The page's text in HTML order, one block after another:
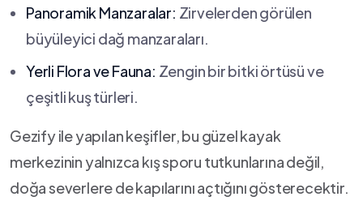
Panoramik Manzaralar: Zirvelerden görülen
büyüleyici dağ manzaraları.
Yerli Flora ve Fauna: Zengin bir bitki‌ örtüsü ​ve
çeşitli⁢ kuş‍ türleri.
Gezify ‌ile yapılan ‌keşifler, bu güzel kayak
merkezinin yalnızca ‌kış⁤ sporu tutkunlarına değil,
doğa severlere de kapılarını açtığını gösterecektir.​